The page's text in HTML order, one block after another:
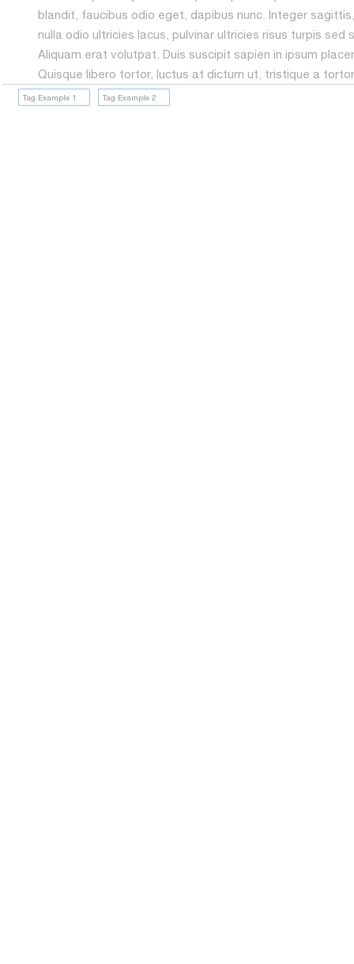
blandit, faucibus odio eget, dapibus nunc. Integer
nulla odio ultricies lacus, pulvinar ultricies risus turpis sed
Aliquam erat volutpat. Duis suscipit sapien in ipsum
Quisque libero tortor, luctus at dictum ut, tristique a
Tag Example 1 Tag Example 2